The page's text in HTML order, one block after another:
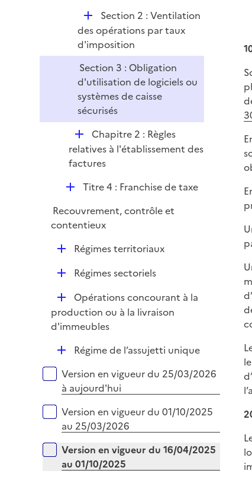
D
é
p
l
i
e
r
Section 2 : Ventilation
des opérations par taux
d'imposition
Section 3 : Obligation
d'utilisation de logiciels ou
systèmes de caisse
sécurisés
D
é
p
i
r
Chapitre 2 : Règles
relatives à l'établissement des
factures
D
p
l
i
r
Titre 4 : Franchise de taxe
Recouvrement, contrôle et
contentieux
D
e
r
Régimes territoriaux
D
l
i
Régimes sectoriels
D
é
p
e
r
Opérations concourant à la
production ou à la livraison
d'immeubles
D
p
l
i
r
Régime de l’assujetti unique
Versions sur la période
Version en vigueur du 25/03/2026
à aujourd'hui
Version en vigueur du 01/10/2025
au 25/03/2026
Version en vigueur du 16/04/2025
au 01/10/2025